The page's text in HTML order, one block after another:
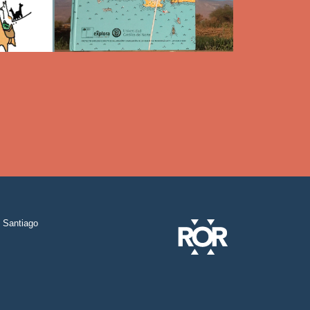
Santiago